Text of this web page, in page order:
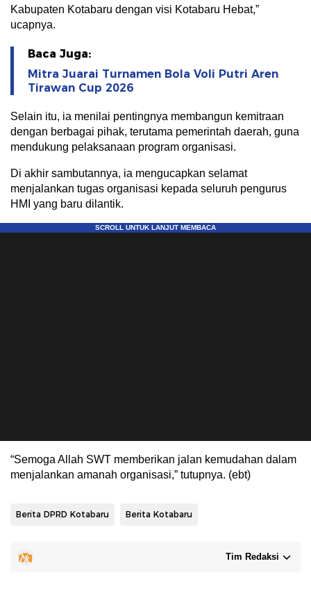
Kabupaten Kotabaru dengan visi Kotabaru Hebat,”
ucapnya.
Baca Juga:
Mitra Juarai Turnamen Bola Voli Putri Aren
Tirawan Cup 2026
Selain itu, ia menilai pentingnya membangun kemitraan
dengan berbagai pihak, terutama pemerintah daerah, guna
mendukung pelaksanaan program organisasi.
Di akhir sambutannya, ia mengucapkan selamat
menjalankan tugas organisasi kepada seluruh pengurus
HMI yang baru dilantik.
“Semoga Allah SWT memberikan jalan kemudahan dalam
menjalankan amanah organisasi,” tutupnya. (ebt)
Berita DPRD Kotabaru Berita Kotabaru
Tim Redaksi